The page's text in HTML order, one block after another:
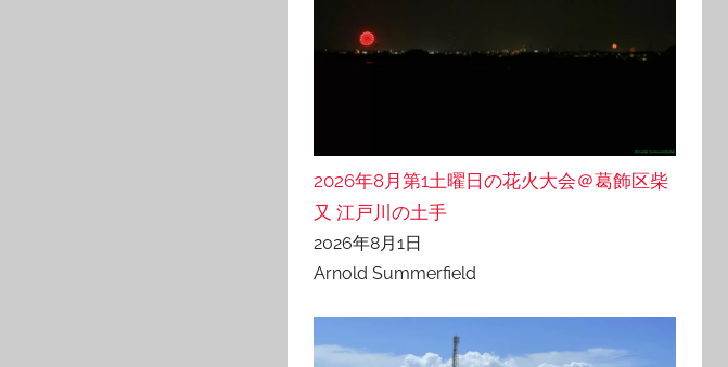
2026年8月第1土曜日の花火大会＠葛飾区柴
又 江戸川の土手
2026年8月1日
Arnold Summerfield